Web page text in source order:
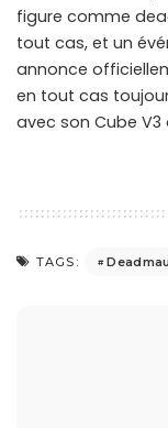
figure comme
tout cas, et un
annonce
en tout cas
avec son Cube V3
TAGS: